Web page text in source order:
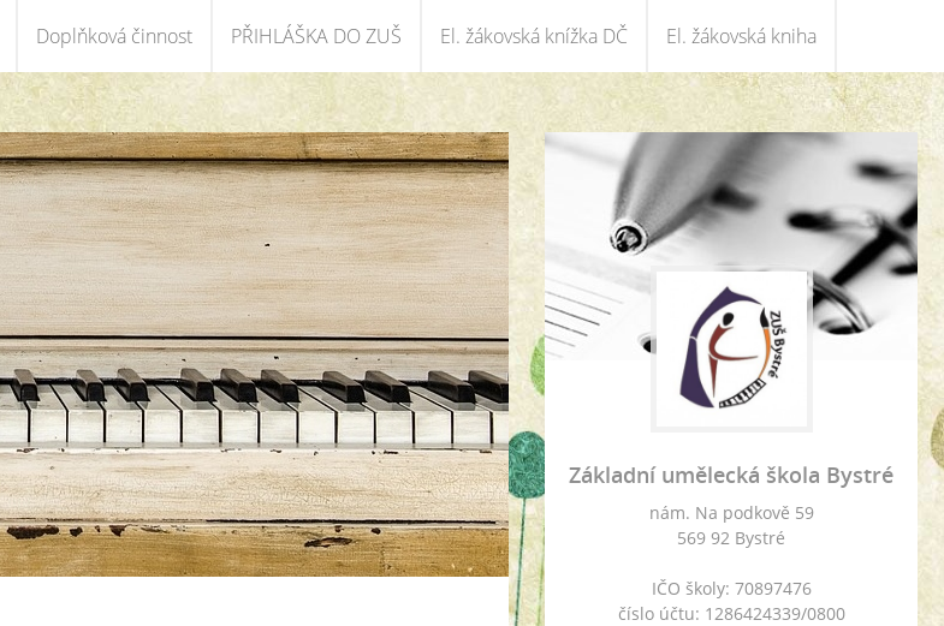
Doplňková činnost PŘIHLÁŠKA DO ZUŠ El. žákovská knížka DČ El. žákovská kniha
Základní umělecká škola Bystré
nám. Na podkově 59
569 92 Bystré
IČO školy: 70897476
číslo účtu: 1286424339/0800